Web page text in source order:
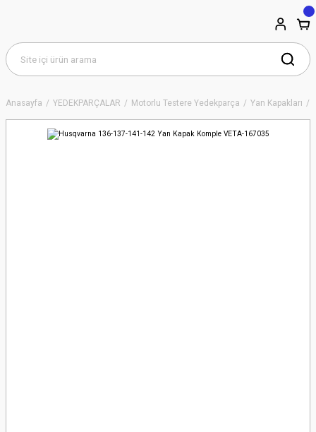
Anasayfa YEDEKPARÇALAR Motorlu Testere Yedekparça Yan Kapakları